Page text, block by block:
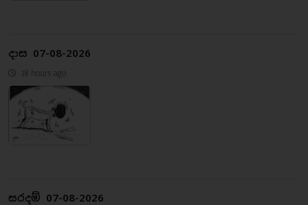
දාස 07-08-2026
18 hours ago
සරදම් 07-08-2026